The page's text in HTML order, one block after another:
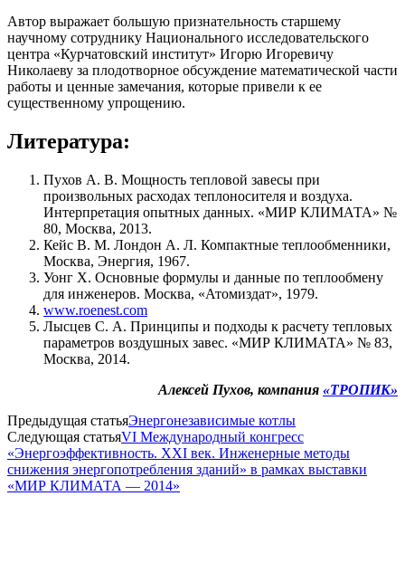
Автор выражает большую признательность старшему
научному сотруднику Национального исследовательского
центра «Курчатовский институт» Игорю Игоревичу
Николаеву за плодотворное обсуждение математической части
работы и ценные замечания, которые привели к ее
существенному упрощению.
Литература:
Пухов А. В. Мощность тепловой завесы при
произвольных расходах теплоносителя и воздуха.
Интерпретация опытных данных. «МИР КЛИМАТА» №
80, Москва, 2013.
Кейс В. М. Лондон А. Л. Компактные теплообменники,
Москва, Энергия, 1967.
Уонг Х. Основные формулы и данные по теплообмену
для инженеров. Москва, «Атомиздат», 1979.
www.roenest.com
Лысцев С. А. Принципы и подходы к расчету тепловых
параметров воздушных завес. «МИР КЛИМАТА» № 83,
Москва, 2014.
Алексей Пухов, компания «ТРОПИК»
Предыдущая статьяЭнергонезависимые котлы
Следующая статьяVI Международный конгресс
«Энергоэффективность. XXI век. Инженерные методы
снижения энергопотребления зданий» в рамках выставки
«МИР КЛИМАТА — 2014»